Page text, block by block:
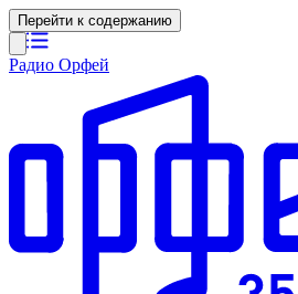
Перейти к содержанию
Радио Орфей